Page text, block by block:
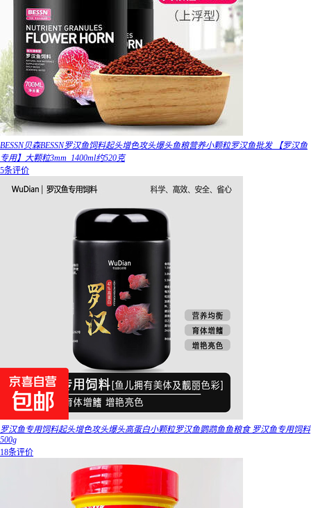
BESSN贝森BESSN罗汉鱼饲料起头增色攻头爆头鱼粮营养小颗粒罗汉鱼批发 【罗汉鱼
专用】大颗粒3mm_1400ml约520克
5条评价
罗汉鱼专用饲料起头增色攻头爆头高蛋白小颗粒罗汉鱼鹦鹉鱼鱼粮食 罗汉鱼专用饲料
500g
18条评价